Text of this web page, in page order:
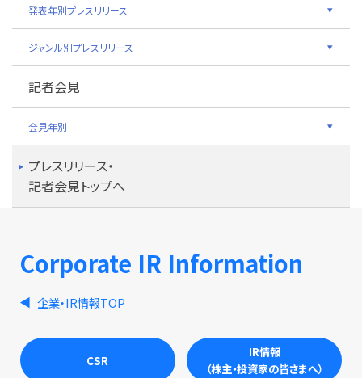
発表年別プレスリリース
ジャンル別プレスリリース
記者会見
会見年別
プレスリリース・
記者会見トップへ
Corporate IR Information
企業・IR情報TOP
CSR
IR情報
（株主・投資家の皆さまへ）